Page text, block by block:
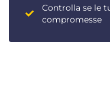
Controlla se le
compromesse